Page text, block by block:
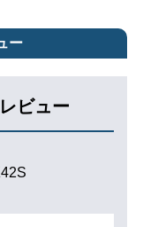
ー
ビュー